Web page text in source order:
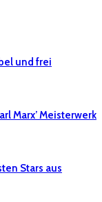
und frei
Marx’ Meisterwerk
Stars aus